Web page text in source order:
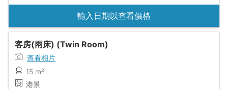
輸入日期以查看價格
客房(兩床) (Twin Room)
查看相片
15 m²
港景